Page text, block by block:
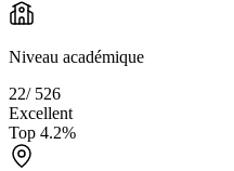
Niveau académique
22/ 526
Excellent
Top 4.2%